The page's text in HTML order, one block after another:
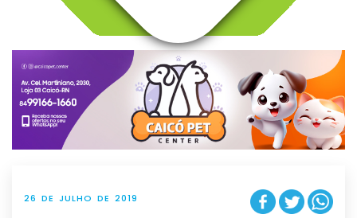
v
g
t
i
o
n
26 DE JULHO DE 2019